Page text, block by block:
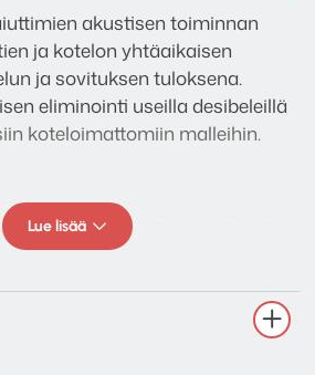
akustisen toiminnan
ja kotelon yhtäaikaisen
ja sovituksen tuloksena.
eliminointi useilla desibeleillä
koteloimattomiin malleihin.
asennusohjeen löydät
Lue lisää